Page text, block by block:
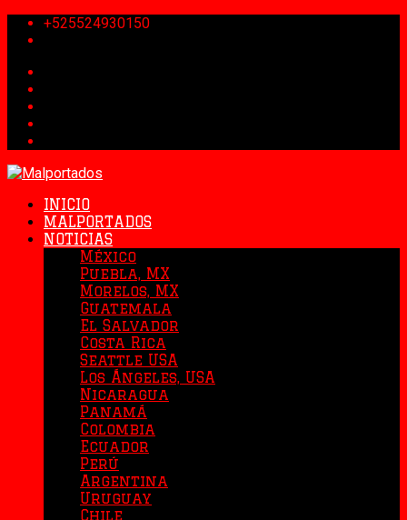
+525524930150
INICIO
MALPORTADOS
NOTICIAS
México
Puebla, MX
Morelos, MX
Guatemala
El Salvador
Costa Rica
Seattle USA
Los Ángeles, USA
Nicaragua
Panamá
Colombia
Ecuador
Perú
Argentina
Uruguay
Chile